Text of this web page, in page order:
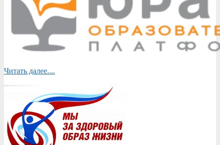
Читать далее....